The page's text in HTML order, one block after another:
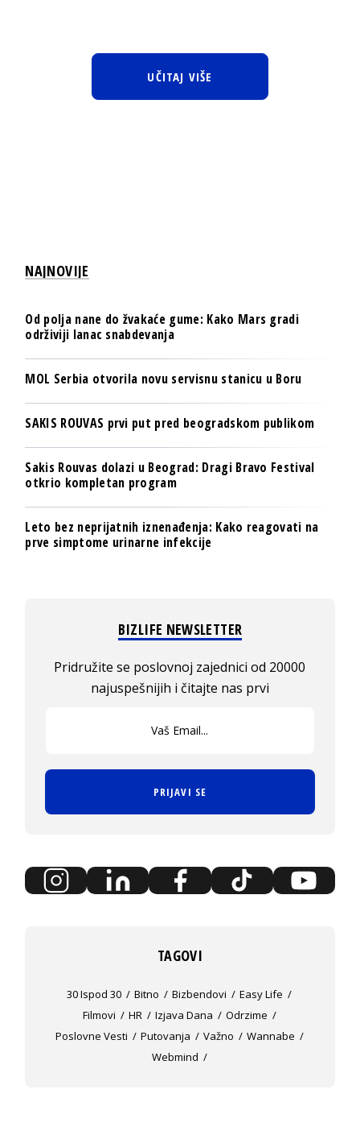
UČITAJ VIŠE
NAJNOVIJE
Od polja nane do žvakaće gume: Kako Mars gradi
održiviji lanac snabdevanja
MOL Serbia otvorila novu servisnu stanicu u Boru
SAKIS ROUVAS prvi put pred beogradskom publikom
Sakis Rouvas dolazi u Beograd: Dragi Bravo Festival
otkrio kompletan program
Leto bez neprijatnih iznenađenja: Kako reagovati na
prve simptome urinarne infekcije
BIZLIFE NEWSLETTER
Pridružite se poslovnoj zajednici od 20000
najuspešnijih i čitajte nas prvi
PRIJAVI SE
TAGOVI
30 Ispod 30 Bitno Bizbendovi
Easy Life
Filmovi
HR Izjava Dana
Odrzime
Poslovne Vesti
Putovanja Važno
Wannabe
Webmind